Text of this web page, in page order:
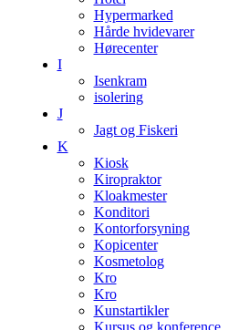
Hypermarked
Hårde hvidevarer
Hørecenter
I
Isenkram
isolering
J
Jagt og Fiskeri
K
Kiosk
Kiropraktor
Kloakmester
Konditori
Kontorforsyning
Kopicenter
Kosmetolog
Kro
Kro
Kunstartikler
Kursus og konference